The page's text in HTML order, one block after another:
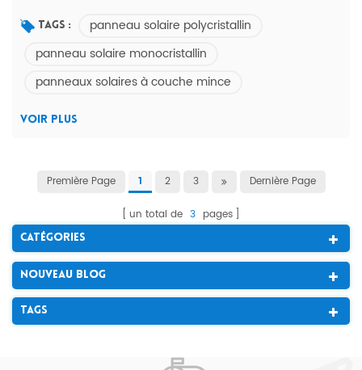
également une structure arrière horizontale. selon la
taille, les panneaux solaires comprennent généralement
60 à 72 cellules solaires. ils offrent la meilleure option
pour les tâches non commerciales. l'avènement des
Tags :
panneau solaire polycristallin
panneau solaire monocristallin
panneaux solaires à couche mince
VOIR PLUS
Première Page 1 2 3 Dernière Page
un total de 3 pages
Catégories
Nouveau Blog
Tags